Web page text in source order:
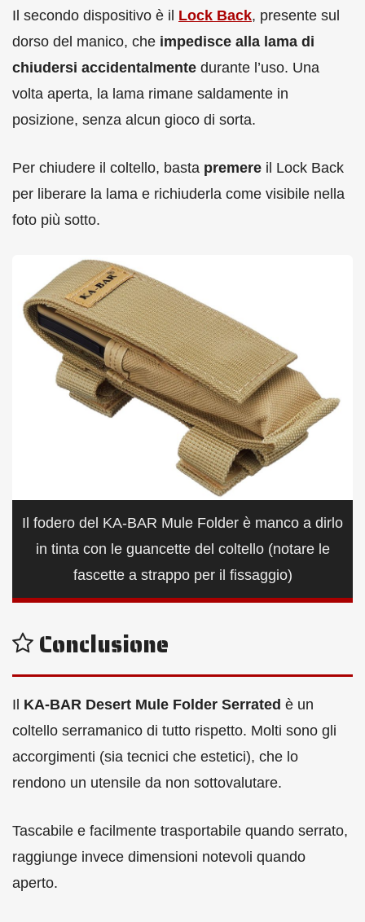
Il secondo dispositivo è il Lock Back, presente sul
dorso del manico, che impedisce alla lama di
chiudersi accidentalmente durante l’uso. Una
volta aperta, la lama rimane saldamente in
posizione, senza alcun gioco di sorta.
Per chiudere il coltello, basta premere il Lock Back
per liberare la lama e richiuderla come visibile nella
foto più sotto.
Il fodero del KA-BAR Mule Folder è manco a dirlo
in tinta con le guancette del coltello (notare le
fascette a strappo per il fissaggio)
Conclusione
Il KA-BAR Desert Mule Folder Serrated è un
coltello serramanico di tutto rispetto. Molti sono gli
accorgimenti (sia tecnici che estetici), che lo
rendono un utensile da non sottovalutare.
Tascabile e facilmente trasportabile quando serrato,
raggiunge invece dimensioni notevoli quando
aperto.